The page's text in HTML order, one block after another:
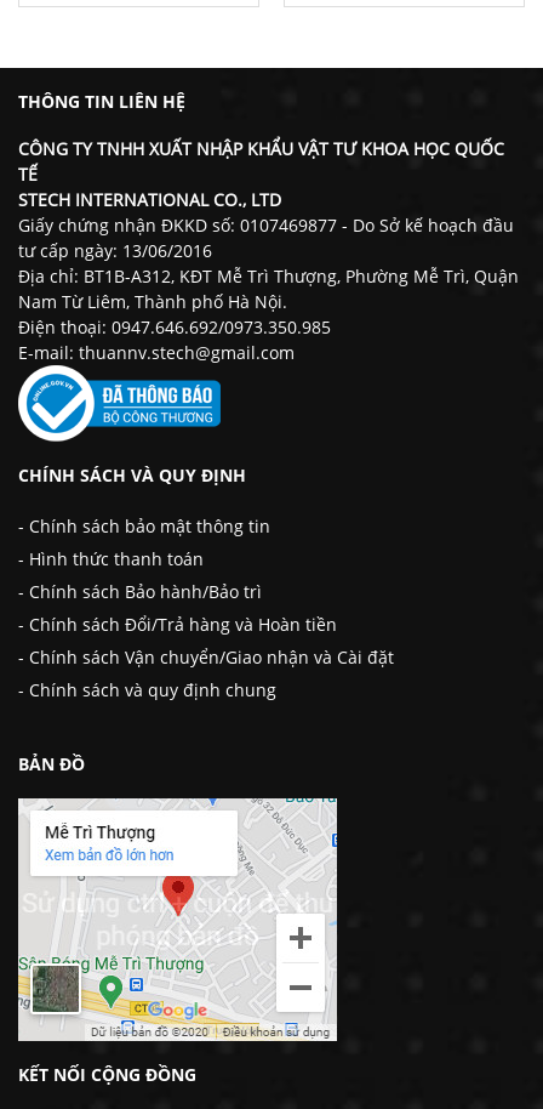
THÔNG TIN LIÊN HỆ
CÔNG TY TNHH XUẤT NHẬP KHẨU VẬT TƯ KHOA HỌC QUỐC
TẾ
STECH INTERNATIONAL CO., LTD
Giấy chứng nhận ĐKKD số: 0107469877 - Do Sở kế hoạch đầu
tư cấp ngày: 13/06/2016
Địa chỉ: BT1B-A312, KĐT Mễ Trì Thượng, Phường Mễ Trì, Quận
Nam Từ Liêm, Thành phố Hà Nội.
Điện thoại: 0947.646.692/0973.350.985
E-mail: thuannv.stech@gmail.com
CHÍNH SÁCH VÀ QUY ĐỊNH
- Chính sách bảo mật thông tin
- Hình thức thanh toán
- Chính sách Bảo hành/Bảo trì
- Chính sách Đổi/Trả hàng và Hoàn tiền
- Chính sách Vận chuyển/Giao nhận và Cài đặt
- Chính sách và quy định chung
BẢN ĐỒ
KẾT NỐI CỘNG ĐỒNG